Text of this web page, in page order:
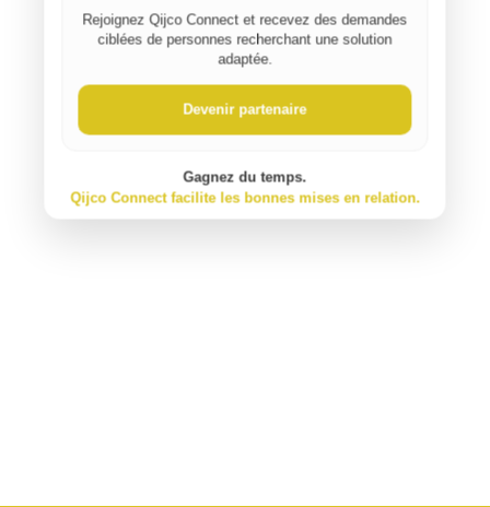
⚠️ Signaler un contenu inapproprié
Rejoignez Qijco Connect et recevez des demandes
ciblées de personnes recherchant une solution
adaptée.
Devenir partenaire
Gagnez du temps.
Qijco Connect facilite les bonnes mises en relation.